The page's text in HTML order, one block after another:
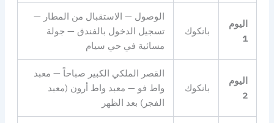
اليوم
1
بانكوك
الوصول — الاستقبال من المطار —
تسجيل الدخول بالفندق — جولة
مسائية في حي سيام
اليوم
2
بانكوك
القصر الملكي الكبير صباحاً — معبد
واط فو — معبد واط أرون (معبد
الفجر) بعد الظهر